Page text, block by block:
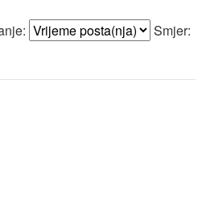
Smjer: